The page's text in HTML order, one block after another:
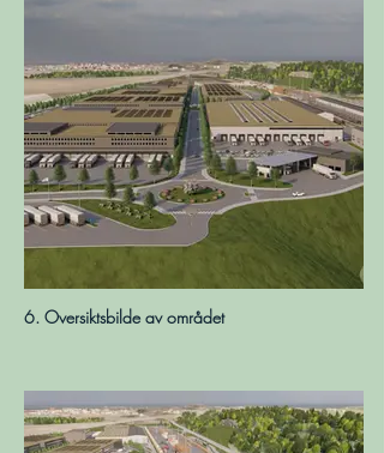
6. Oversiktsbilde av området